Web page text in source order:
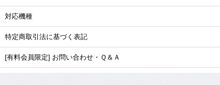
対応機種
特定商取引法に基づく表記
[有料会員限定] お問い合わせ・Ｑ＆Ａ